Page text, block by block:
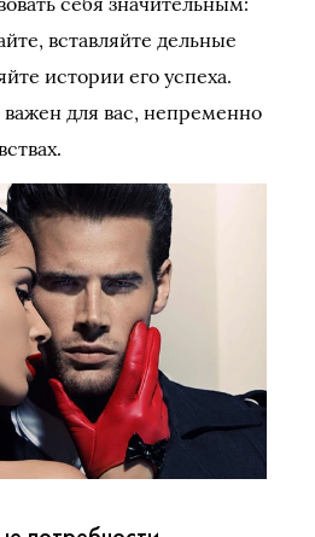
вставляйте дельные
истории его успеха.
для вас, непременно